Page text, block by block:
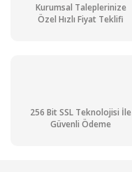
Kurumsal Taleplerinize
Özel Hızlı Fiyat Teklifi
256 Bit SSL Teknolojisi İle
Güvenli Ödeme